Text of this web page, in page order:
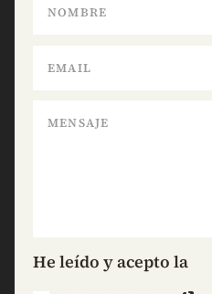
He leído y acepto la